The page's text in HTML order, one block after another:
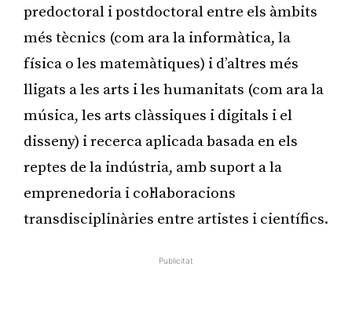
predoctoral i postdoctoral entre els àmbits
més tècnics (com ara la informàtica, la
física o les matemàtiques) i d’altres més
lligats a les arts i les humanitats (com ara la
música, les arts clàssiques i digitals i el
disseny) i recerca aplicada basada en els
reptes de la indústria, amb suport a la
emprenedoria i col·laboracions
transdisciplinàries entre artistes i científics.
Publicitat